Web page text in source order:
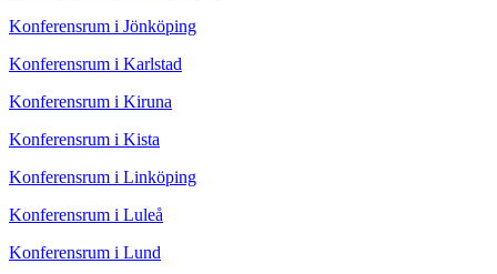
Konferensrum i Jönköping
Konferensrum i Karlstad
Konferensrum i Kiruna
Konferensrum i Kista
Konferensrum i Linköping
Konferensrum i Luleå
Konferensrum i Lund